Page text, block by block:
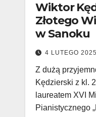
Wiktor
Złotego
w Sanoku
4 LUTEGO 2025
Z dużą
Kędzierski z kl.
laureatem XVI
Pianistycznego